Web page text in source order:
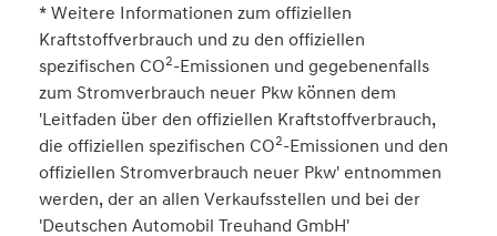
* Weitere Informationen zum offiziellen
Kraftstoffverbrauch und zu den offiziellen
spezifischen CO2-Emissionen und gegebenenfalls
zum Stromverbrauch neuer Pkw können dem
'Leitfaden über den offiziellen Kraftstoffverbrauch,
die offiziellen spezifischen CO2-Emissionen und den
offiziellen Stromverbrauch neuer Pkw' entnommen
werden, der an allen Verkaufsstellen und bei der
'Deutschen Automobil Treuhand GmbH'